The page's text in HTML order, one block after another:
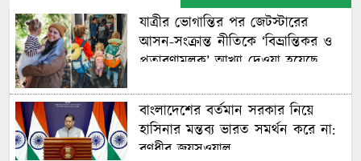
নকআউটে মেসি-সালাহ দ্বৈরথ
বাংলাদেশের নারী ফুটবলারদের অদৃশ্য
লড়াই, শিরোপা জিতেও অবহেলিত
যাত্রীর ভোগান্তির পর জেটস্টারের
আসন-সংক্রান্ত নীতিকে ‘বিভ্রান্তিকর ও
প্রতারণামূলক’ আখ্যা দেওয়া হয়েছে
বাংলাদেশের বর্তমান সরকার নিয়ে
হাসিনার মন্তব্য ভারত সমর্থন করে না:
রণধীর জয়সওয়াল